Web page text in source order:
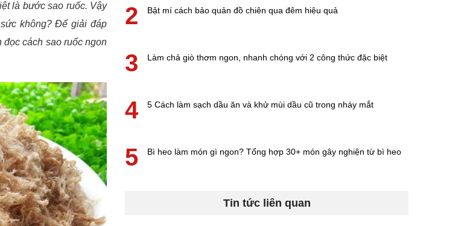
là bước sao ruốc. Vậy
không? Để giải đáp
cách sao ruốc ngon
2 Bật mí cách bảo quản đồ chiên qua đêm hiệu quả
3 Làm chả giò thơm ngon, nhanh chóng với 2 công thức đặc biệt
4 5 Cách làm sạch dầu ăn và khử mùi dầu cũ trong nháy mắt
5 Bì heo làm món gì ngon? Tổng hợp 30+ món gây nghiện từ bì heo
Tin tức liên quan